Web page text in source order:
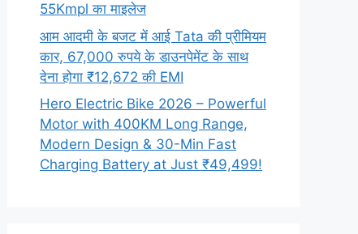
55Kmpl का माइलेज
आम आदमी के बजट में आई Tata की प्रीमियम
कार, 67,000 रुपये के डाउनपेमेंट के साथ
देना होगा ₹12,672 की EMI
Hero Electric Bike 2026 – Powerful
Motor with 400KM Long Range,
Modern Design & 30-Min Fast
Charging Battery at Just ₹49,499!